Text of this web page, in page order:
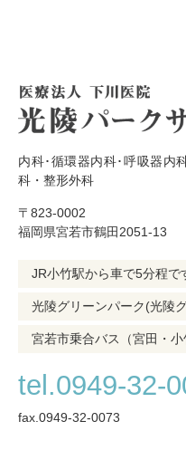
内科･循環器内科･呼吸器内
科・整形外科
〒823-0002
福岡県宮若市鶴田2051-13
JR小竹駅から車で5分程で
光陵グリーンパーク(光陵
宮若市乗合バス（宮田・
tel.0949-32-
fax.0949-32-0073